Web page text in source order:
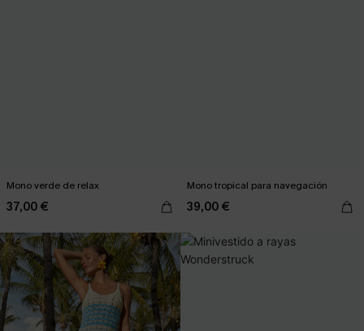
Mono verde de relax
37,00 €
Mono tropical para navegación
39,00 €